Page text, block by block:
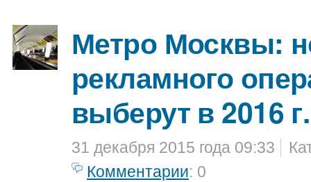
Метро Москвы:
рекламного
выберут в 2016 г.
31 декабря 2015 года 09:33
Комментарии: 0